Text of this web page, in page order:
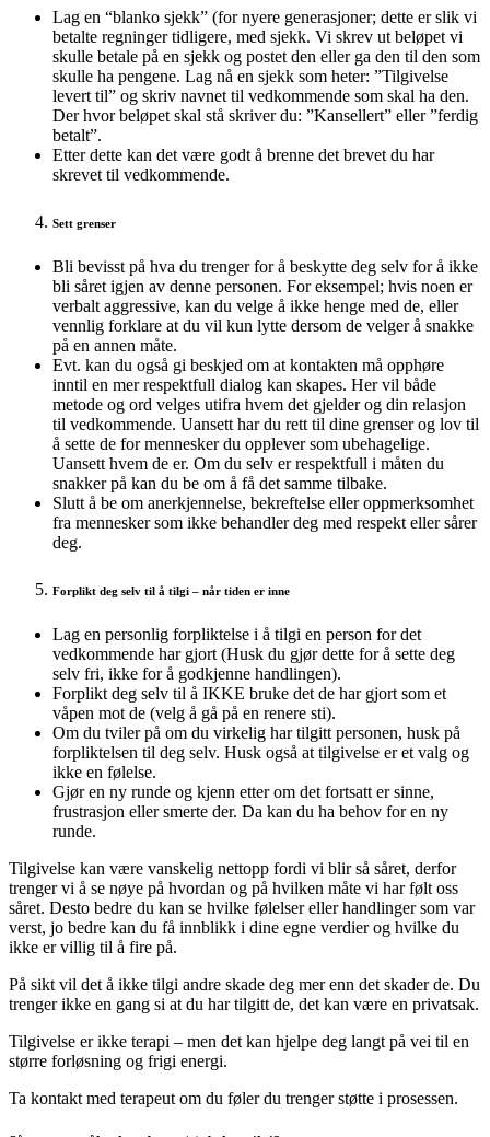
Lag en “blanko sjekk” (for nyere generasjoner; dette er slik vi
betalte regninger tidligere, med sjekk. Vi skrev ut beløpet vi
skulle betale på en sjekk og postet den eller ga den til den som
skulle ha pengene. Lag nå en sjekk som heter: ”Tilgivelse
levert til” og skriv navnet til vedkommende som skal ha den.
Der hvor beløpet skal stå skriver du: ”Kansellert” eller ”ferdig
betalt”.
Etter dette kan det være godt å brenne det brevet du har
skrevet til vedkommende.
Sett grenser
Bli bevisst på hva du trenger for å beskytte deg selv for å ikke
bli såret igjen av denne personen. For eksempel; hvis noen er
verbalt aggressive, kan du velge å ikke henge med de, eller
vennlig forklare at du vil kun lytte dersom de velger å snakke
på en annen måte.
Evt. kan du også gi beskjed om at kontakten må opphøre
inntil en mer respektfull dialog kan skapes. Her vil både
metode og ord velges utifra hvem det gjelder og din relasjon
til vedkommende. Uansett har du rett til dine grenser og lov til
å sette de for mennesker du opplever som ubehagelige.
Uansett hvem de er. Om du selv er respektfull i måten du
snakker på kan du be om å få det samme tilbake.
Slutt å be om anerkjennelse, bekreftelse eller oppmerksomhet
fra mennesker som ikke behandler deg med respekt eller sårer
deg.
Forplikt deg selv til å tilgi – når tiden er inne
Lag en personlig forpliktelse i å tilgi en person for det
vedkommende har gjort (Husk du gjør dette for å sette deg
selv fri, ikke for å godkjenne handlingen).
Forplikt deg selv til å IKKE bruke det de har gjort som et
våpen mot de (velg å gå på en renere sti).
Om du tviler på om du virkelig har tilgitt personen, husk på
forpliktelsen til deg selv. Husk også at tilgivelse er et valg og
ikke en følelse.
Gjør en ny runde og kjenn etter om det fortsatt er sinne,
frustrasjon eller smerte der. Da kan du ha behov for en ny
runde.
Tilgivelse kan være vanskelig nettopp fordi vi blir så såret, derfor
trenger vi å se nøye på hvordan og på hvilken måte vi har følt oss
såret. Desto bedre du kan se hvilke følelser eller handlinger som var
verst, jo bedre kan du få innblikk i dine egne verdier og hvilke du
ikke er villig til å fire på.
På sikt vil det å ikke tilgi andre skade deg mer enn det skader de. Du
trenger ikke en gang si at du har tilgitt de, det kan være en privatsak.
Tilgivelse er ikke terapi – men det kan hjelpe deg langt på vei til en
større forløsning og frigi energi.
Ta kontakt med terapeut om du føler du trenger støtte i prosessen.